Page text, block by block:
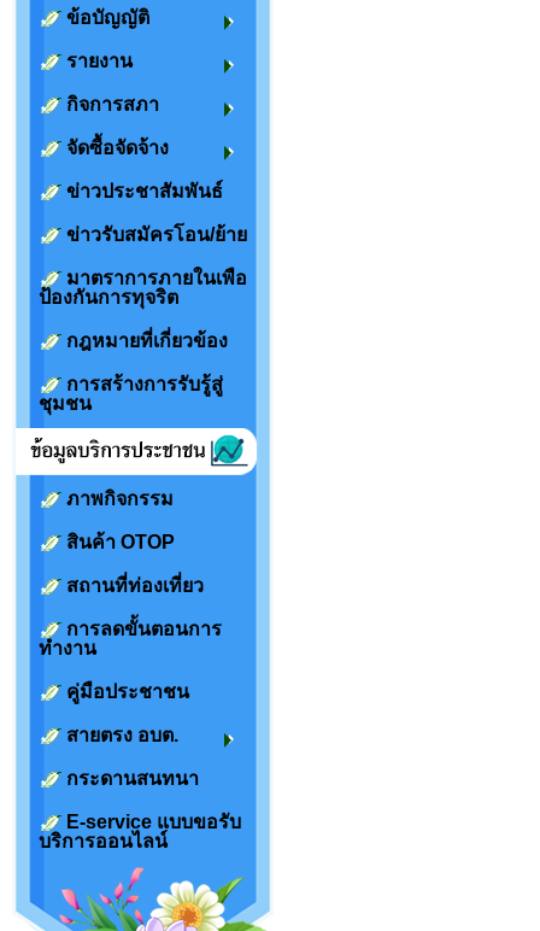
ข้อบัญญัติ
รายงาน
กิจการสภา
จัดซื้อจัดจ้าง
ข่าวประชาสัมพันธ์
ข่าวรับสมัครโอน/ย้าย
มาตราการภายในเพือ
ป้องกันการทุจริต
กฎหมายที่เกี่ยวข้อง
การสร้างการรับรู้สู่
ชุมชน
ภาพกิจกรรม
สินค้า OTOP
สถานที่ท่องเที่ยว
การลดขั้นตอนการ
ทำงาน
คู่มือประชาชน
สายตรง อบต.
กระดานสนทนา
E-service แบบขอรับ
บริการออนไลน์